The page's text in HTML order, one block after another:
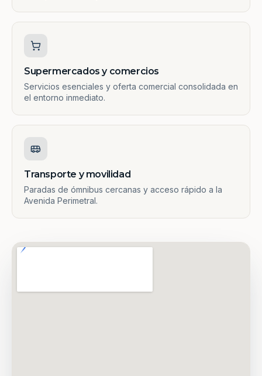
Supermercados y comercios
Servicios esenciales y oferta comercial consolidada en
el entorno inmediato.
Transporte y movilidad
Paradas de ómnibus cercanas y acceso rápido a la
Avenida Perimetral.